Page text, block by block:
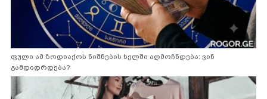
ფული ამ ზოდიაქოს ნიშნების ხელში აღმოჩნდება: ვინ
გამდიდრდება?